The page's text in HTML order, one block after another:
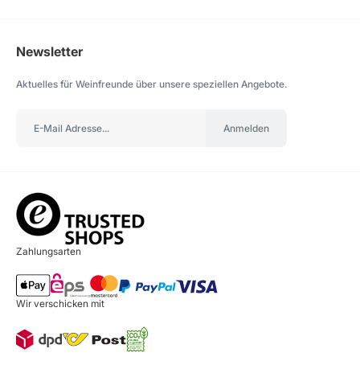
Newsletter
Aktuelles für Weinfreunde über unsere speziellen Angebote.
Anmelden
Zahlungsarten
Wir verschicken mit